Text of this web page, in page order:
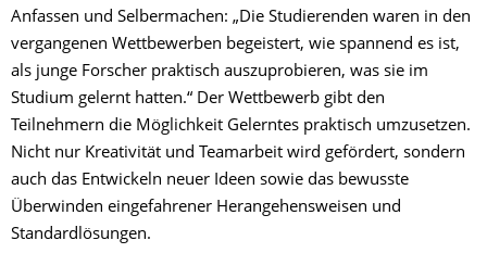
Anfassen und Selbermachen: „Die Studierenden waren in den
vergangenen Wettbewerben begeistert, wie spannend es ist,
als junge Forscher praktisch auszuprobieren, was sie im
Studium gelernt hatten.“ Der Wettbewerb gibt den
Teilnehmern die Möglichkeit Gelerntes praktisch umzusetzen.
Nicht nur Kreativität und Teamarbeit wird gefördert, sondern
auch das Entwickeln neuer Ideen sowie das bewusste
Überwinden eingefahrener Herangehensweisen und
Standardlösungen.